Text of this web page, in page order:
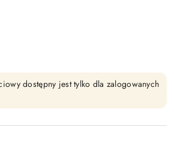
dostępny jest tylko dla zalogowanych